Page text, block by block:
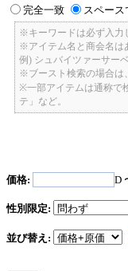
完全一致
スペース
※キーワードは必ず入力
※アイテム名と商会名は
例) シュバイツァーサー
※ブースト検索の場合は
※一部アイテムは通称で
テ」など。
価格: D
性別限定:
並び替え: